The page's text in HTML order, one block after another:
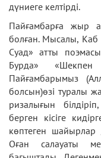
дүниеге келтірді.
Пайғамбарға жыр
болған. Мысалы, Каб
Суад» атты
Бурда»
Пайғамбарымыз
болсын)өзі туралы
ризалығын
берген кісіге
көптеген
Оған салауаты